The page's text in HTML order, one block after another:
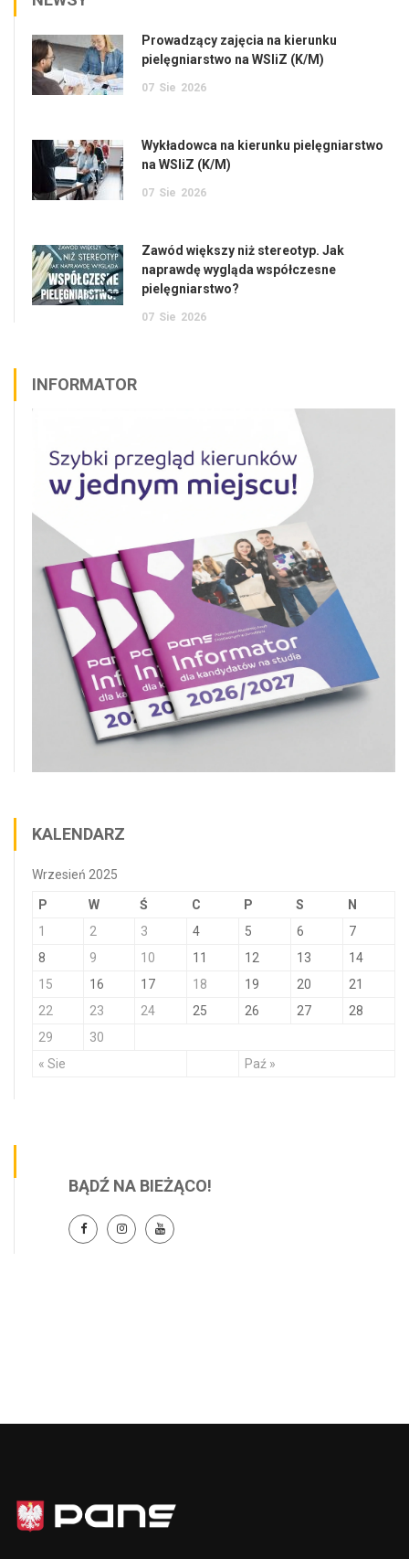
Prowadzący zajęcia na kierunku
pielęgniarstwo na WSIiZ (K/M)
07 Sie 2026
Wykładowca na kierunku pielęgniarstwo
na WSIiZ (K/M)
07 Sie 2026
Zawód większy niż stereotyp. Jak
naprawdę wygląda współczesne
pielęgniarstwo?
07 Sie 2026
INFORMATOR
KALENDARZ
Wrzesień 2025
P W Ś C P S N
« Sie Paź »
1 2 3 4 5 6
7
8
9 10 11 12 13
14
15
16 17 18 19 20
21
22
23 24 25 26 27
28
29
30
BĄDŹ NA BIEŻĄCO!